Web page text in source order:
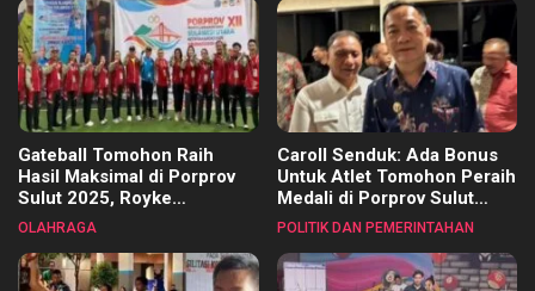
Gateball Tomohon Raih
Hasil Maksimal di Porprov
Sulut 2025, Royke
Tangkawarouw Ucapkan
OLAHRAGA
Caroll Senduk: Ada Bonus
Untuk Atlet Tomohon Peraih
Medali di Porprov Sulut
2025
POLITIK DAN PEMERINTAHAN